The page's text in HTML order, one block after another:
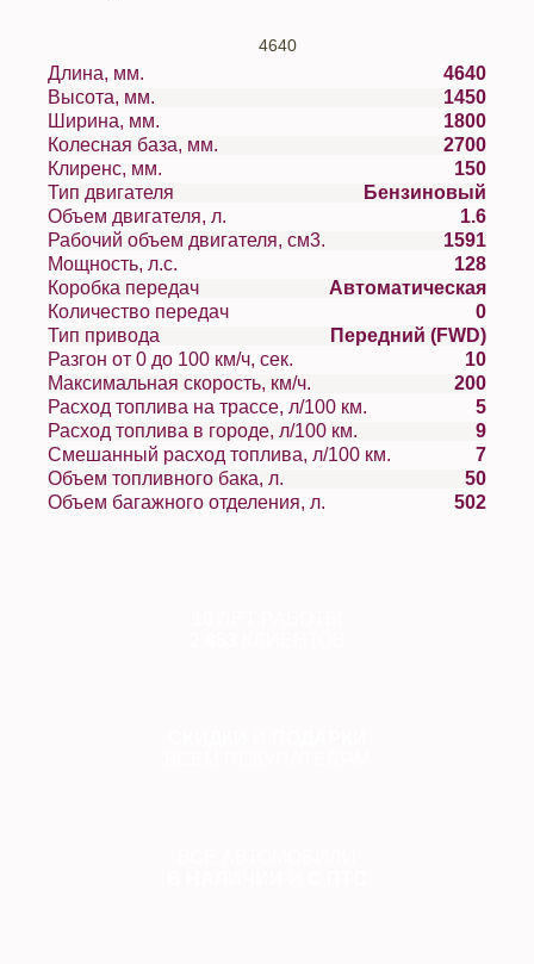
4640
Длина, мм.
4640
Высота, мм.
1450
Ширина, мм.
1800
Колесная база, мм.
2700
Клиренс, мм.
150
Тип двигателя
Бензиновый
Объем двигателя, л.
1.6
Рабочий объем двигателя, см3.
1591
Мощность, л.с.
128
Коробка передач
Автоматическая
Количество передач
0
Тип привода
Передний (FWD)
Разгон от 0 до 100 км/ч, сек.
10
Максимальная скорость, км/ч.
200
Расход топлива на трассе, л/100 км.
5
Расход топлива в городе, л/100 км.
9
Смешанный расход топлива, л/100 км.
7
Объем топливного бака, л.
50
Объем багажного отделения, л.
502